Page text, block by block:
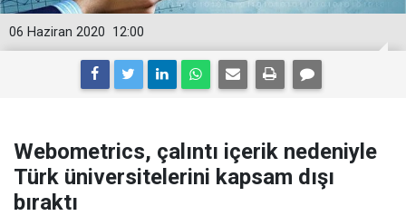
12:00
06 Haziran 2020
Webometrics, çalıntı içerik nedeniyle
Türk üniversitelerini kapsam dışı
bıraktı